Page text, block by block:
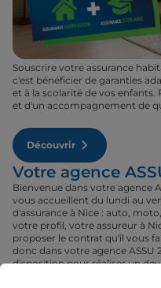
Souscrire votre assurance
c'est bénéficier de garanties
et à la scolarité de vos
et d'un accompagnement de
Découvrir
Votre agence
Bienvenue dans votre agence
vous accueillent du lundi au
d'assurance à Nice : auto,
votre profil, votre assureur à
proposer le contrat qu'il vous
donc dans votre agence ASSU
disposition pour réaliser un